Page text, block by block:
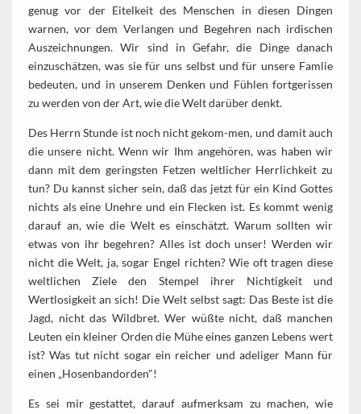
genug vor der Eitelkeit des Menschen in diesen Dingen
warnen, vor dem Verlangen und Begehren nach irdischen
Auszeichnungen. Wir sind in Gefahr, die Dinge danach
einzuschätzen, was sie für uns selbst und für unsere Famlie
bedeuten, und in unserem Denken und Fühlen fortgerissen
zu werden von der Art, wie die Welt darüber denkt.
Des Herrn Stunde ist noch nicht gekom-men, und damit auch
die unsere nicht. Wenn wir Ihm angehören, was haben wir
dann mit dem geringsten Fetzen weltlicher Herrlichkeit zu
tun? Du kannst sicher sein, daß das jetzt für ein Kind Gottes
nichts als eine Unehre und ein Flecken ist. Es kommt wenig
darauf an, wie die Welt es einschätzt. Warum sollten wir
etwas von ihr begehren? Alles ist doch unser! Werden wir
nicht die Welt, ja, sogar Engel richten? Wie oft tragen diese
weltlichen Ziele den Stempel ihrer Nichtigkeit und
Wertlosigkeit an sich! Die Welt selbst sagt: Das Beste ist die
Jagd, nicht das Wildbret. Wer wüßte nicht, daß manchen
Leuten ein kleiner Orden die Mühe eines ganzen Lebens wert
ist? Was tut nicht sogar ein reicher und adeliger Mann für
einen „Hosenbandorden"!
Es sei mir gestattet, darauf aufmerksam zu machen, wie